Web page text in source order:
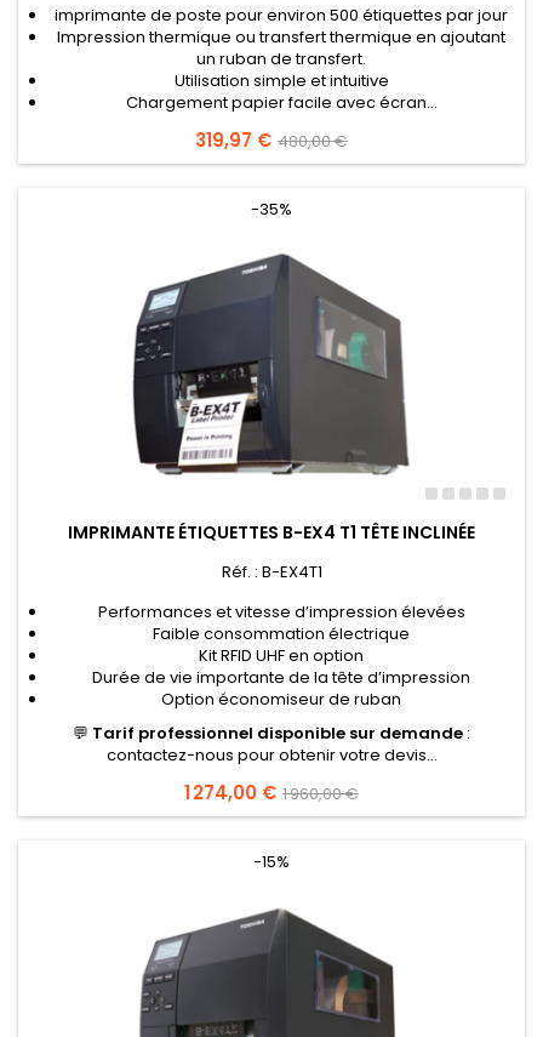
imprimante de poste pour environ 500 étiquettes par jour
Impression thermique ou transfert thermique en ajoutant
un ruban de transfert.
Utilisation simple et intuitive
Chargement papier facile avec écran...
Prix
319,97 € Prix
de
480,00 €
-35%
IMPRIMANTE ÉTIQUETTES B-EX4 T1 TÊTE INCLINÉE
Réf. : B-EX4T1
Performances et vitesse d’impression élevées
Faible consommation électrique
Kit RFID UHF en option
Durée de vie importante de la tête d’impression
Option économiseur de ruban
💬 Tarif professionnel disponible sur demande :
contactez-nous pour obtenir votre devis...
Prix
1 274,00 € Prix
de
1 960,00 €
-15%